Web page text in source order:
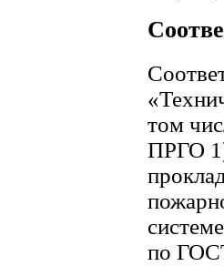
том
ПРГО
по